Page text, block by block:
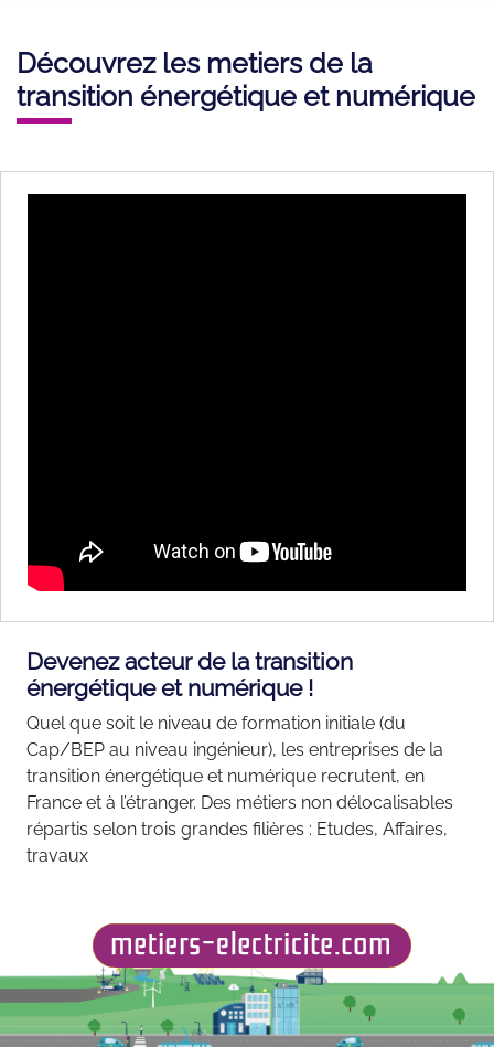
Découvrez les metiers de la
transition énergétique et numérique
Devenez acteur de la transition
énergétique et numérique !
Quel que soit le niveau de formation initiale (du
Cap/BEP au niveau ingénieur), les entreprises de la
transition énergétique et numérique recrutent, en
France et à l’étranger. Des métiers non délocalisables
répartis selon trois grandes filières : Etudes, Affaires,
travaux